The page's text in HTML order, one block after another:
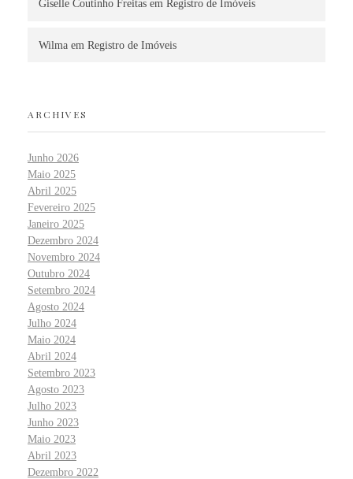
Giselle Coutinho Freitas em Registro de Imóveis
Wilma em Registro de Imóveis
ARCHIVES
Junho 2026
Maio 2025
Abril 2025
Fevereiro 2025
Janeiro 2025
Dezembro 2024
Novembro 2024
Outubro 2024
Setembro 2024
Agosto 2024
Julho 2024
Maio 2024
Abril 2024
Setembro 2023
Agosto 2023
Julho 2023
Junho 2023
Maio 2023
Abril 2023
Dezembro 2022